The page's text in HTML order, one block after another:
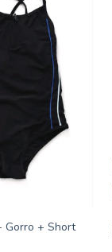
Gorro + Short